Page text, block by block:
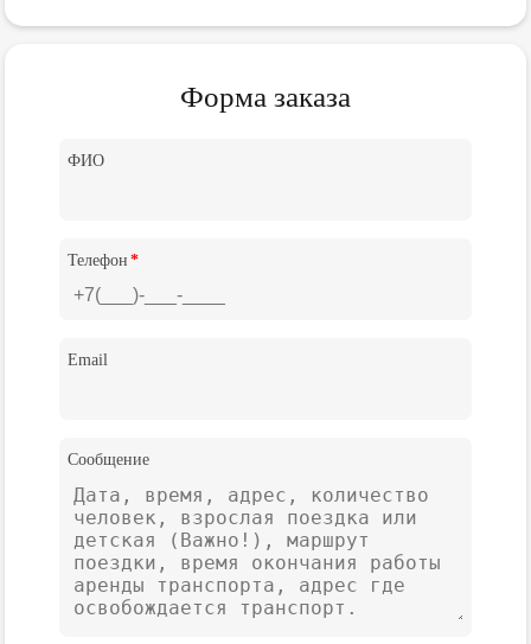
Форма заказа
ФИО
Телефон *
Email
Сообщение